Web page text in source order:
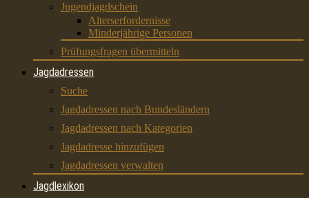
Jugendjagdschein
Alterserfordernisse
Minderjährige Personen
Prüfungsfragen übermitteln
Jagdadressen
Suche
Jagdadressen nach Bundesländern
Jagdadressen nach Kategorien
Jagdadresse hinzufügen
Jagdadressen verwalten
Jagdlexikon